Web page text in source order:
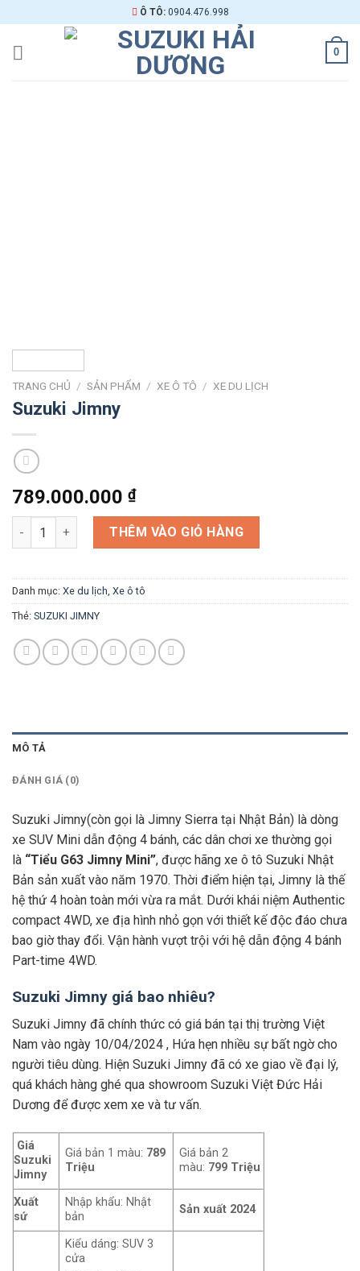
to
content
Ô TÔ: 0904.476.998
0
TRANG CHỦ / SẢN PHẨM / XE Ô TÔ / XE DU LỊCH
Suzuki Jimny
789.000.000 ₫
Suzuki Jimny số lượngTHÊM VÀO GIỎ HÀNG
Danh mục: Xe du lịch, Xe ô tô
Thẻ: SUZUKI JIMNY
MÔ TẢ
ĐÁNH GIÁ (0)
Suzuki Jimny(còn gọi là Jimny Sierra tại Nhật Bản) là dòng
xe SUV Mini dẫn động 4 bánh, các dân chơi xe thường gọi
là “Tiểu G63 Jimny Mini”, được hãng xe ô tô Suzuki Nhật
Bản sản xuất vào năm 1970. Thời điểm hiện tại, Jimny là thế
hệ thứ 4 hoàn toàn mới vừa ra mắt. Dưới khái niệm Authentic
compact 4WD, xe địa hình nhỏ gọn với thiết kế độc đáo chưa
bao giờ thay đổi. Vận hành vượt trội với hệ dẫn động 4 bánh
Part-time 4WD.
Suzuki Jimny giá bao nhiêu?
Suzuki Jimny đã chính thức có giá bán tại thị trường Việt
Nam vào ngày 10/04/2024 , Hứa hẹn nhiều sự bất ngờ cho
người tiêu dùng. Hiện Suzuki Jimny đã có xe giao về đại lý,
quá khách hàng ghé qua showroom Suzuki Việt Đức Hải
Dương để được xem xe và tư vấn.
Giá
Suzuki
Jimny
Giá bản 1 màu: 789
Triệu
Giá bản 2
màu: 799 Triệu
Xuất
sứ
Nhập khẩu: Nhật
bản
Sản xuất 2024
Kiểu dáng: SUV 3
cửa